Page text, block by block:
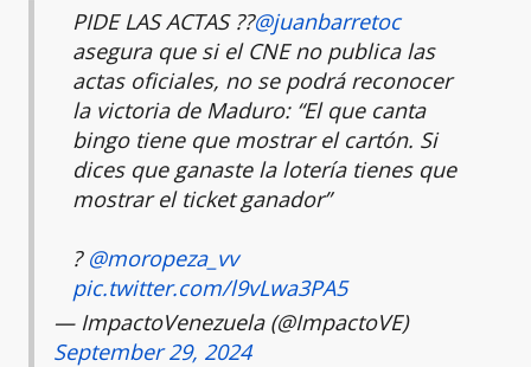
PIDE LAS ACTAS ?️?️@juanbarretoc
asegura que si el CNE no publica las
actas oficiales, no se podrá reconocer
la victoria de Maduro: “El que canta
bingo tiene que mostrar el cartón. Si
dices que ganaste la lotería tienes que
mostrar el ticket ganador”
? @moropeza_vv
pic.twitter.com/l9vLwa3PA5
— ImpactoVenezuela (@ImpactoVE)
September 29, 2024